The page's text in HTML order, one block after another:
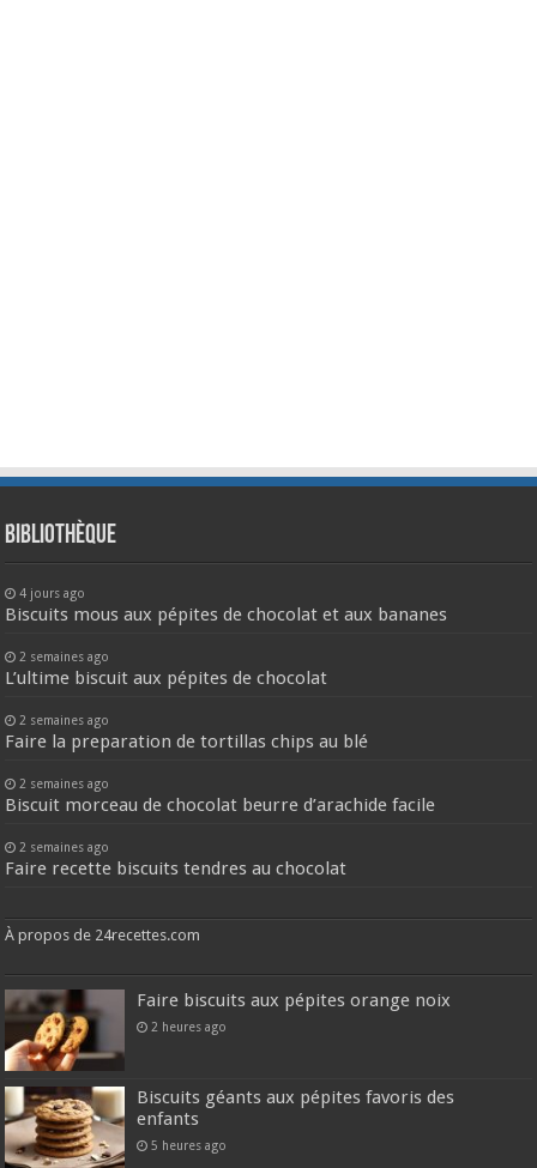
Bibliothèque
4 jours ago
Biscuits mous aux pépites de chocolat et aux bananes
2 semaines ago
L’ultime biscuit aux pépites de chocolat
2 semaines ago
Faire la preparation de tortillas chips au blé
2 semaines ago
Biscuit morceau de chocolat beurre d’arachide facile
2 semaines ago
Faire recette biscuits tendres au chocolat
À propos de 24recettes.com
Faire biscuits aux pépites orange noix
2 heures ago
Biscuits géants aux pépites favoris des
enfants
5 heures ago